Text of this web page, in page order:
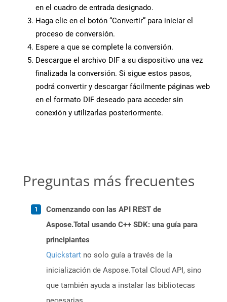
en el cuadro de entrada designado.
Haga clic en el botón “Convertir” para iniciar el
proceso de conversión.
Espere a que se complete la conversión.
Descargue el archivo DIF a su dispositivo una vez
finalizada la conversión. Si sigue estos pasos,
podrá convertir y descargar fácilmente páginas web
en el formato DIF deseado para acceder sin
conexión y utilizarlas posteriormente.
Preguntas más frecuentes
Comenzando con las API REST de
Aspose.Total usando C++ SDK: una guía para
principiantes
Quickstart no solo guía a través de la
inicialización de Aspose.Total Cloud API, sino
que también ayuda a instalar las bibliotecas